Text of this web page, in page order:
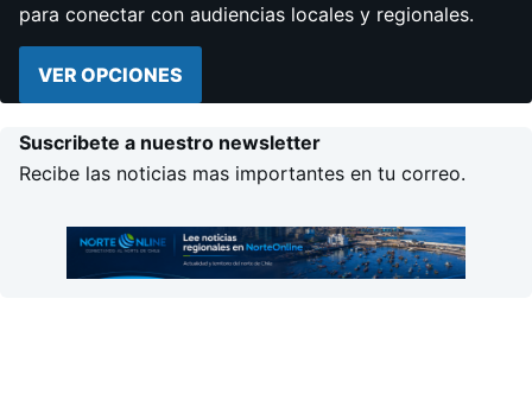
para conectar con audiencias locales y regionales.
VER OPCIONES
Suscribete a nuestro newsletter
Recibe las noticias mas importantes en tu correo.